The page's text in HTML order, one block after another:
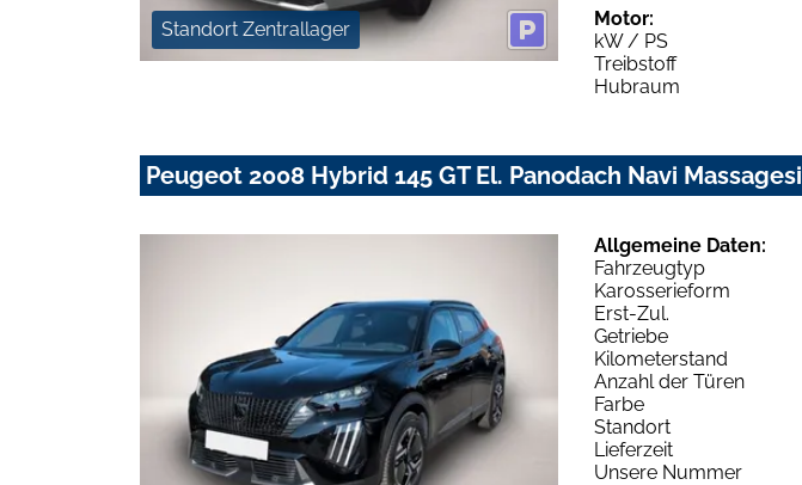
Standort Zentrallager
Motor:
kW / PS
Treibstoff
Hubraum
Peugeot 2008 Hybrid 145 GT El. Panodach Navi
Allgemeine Daten:
Fahrzeugtyp
Karosserieform
Erst-Zul.
Getriebe
Kilometerstand
Anzahl der Türen
Farbe
Standort
Lieferzeit
Unsere Nummer